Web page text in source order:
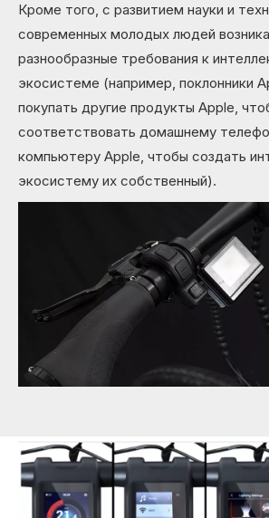
Кроме того, с развитием науки и
современных молодых людей
разнообразные требования к
экосистеме (например, поклонники
покупать другие продукты Apple,
соответствовать домашнему
компьютеру Apple, чтобы создать
экосистему их собственный).